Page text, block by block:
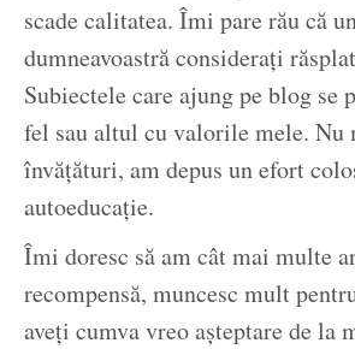
scade calitatea. Îmi pare rău că
dumneavoastră considerați
Subiectele care ajung pe blog se
fel sau altul cu valorile mele. Nu
învățături, am depus un efort
autoeducație.
Îmi doresc să am cât mai multe
recompensă, muncesc mult
aveți cumva vreo așteptare de la